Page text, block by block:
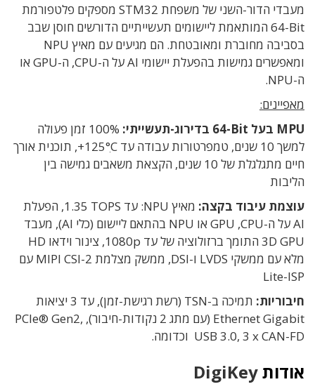
מעבדי הדור-השני של משפחת STM32‏ מספקים פלטפורמת
Bit‏-64‏ המותאמת ליישומים תעשייתיים הדורשים חוסן שבב
בסביבה מחוברת ומאובטחת. הם מגיעים עם מאיץ NPU
ומאפשרים גמישות בהפעלת יישומי AI על ה-CPU‏, ה-GPU‏ או
ה-NPU.
מאפיינים:
MPU‏ בעל Bit‏-64‏ בדירוג-תעשייתי:
%‏100‏ זמן פעולה
למשך 10 שנים, טמפרטורות עבודה עד C‏ִ°‏125‏+, תוכנית אורך
חיים מתגלגלת של 10 שנים, הקצאת משאבים גמישה בין
הליבות
עוצמת עיבוד בקצה:
מאיץ NPU: עד TOPS‏ 1.35‏, הפעלת
AI על ה-CPU‏, GPU‏ או NPU בהתאם ליישום (כלי AI), מעבד
3D GPU התומך ברזולוציה של עד 1080p, צינור וידאו HD
מלא עם ממשקי LVDS ו-DSI, ממשק מצלמת MIPI CSI-2 עם
Lite-ISP‏
חיבוריות:
תמיכה ב-TSN (רשת רגישת-זמן), עד 3 יציאות
Ethernet Gigabit (עם מתג 2 נקודות-חיבור), PCIe® Gen2,
USB 3.0, 3 x CAN-FD וכדומה.
אודותDigiKey